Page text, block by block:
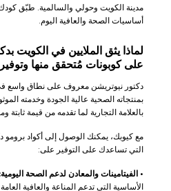
مدينة الكويت وحولي والسالمية. طبّق كودك
أساسيات الصحة والعافية اليوم.
لماذا يثق الملايين في الكويت
على كوبونات مُتحقق منها
دكتور نيوتريشن معروف على نطاق واسع
بمنتجاته الصحية عالية الجودة وخدمته
بالعلامة التجارية لما تقدمه من قيمة
مع كيوبك، يمكنك الوصول إلى أكواد برومو
التي تساعدك على التوفير على:
• الفيتامينات والمعادن لدعم الصحة اليومية:
الأساسية التي تدعم المناعة والعافية